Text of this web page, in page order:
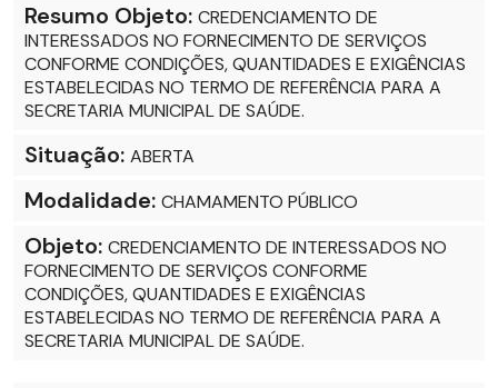
Resumo Objeto: CREDENCIAMENTO DE
INTERESSADOS NO FORNECIMENTO DE SERVIÇOS
CONFORME CONDIÇÕES, QUANTIDADES E EXIGÊNCIAS
ESTABELECIDAS NO TERMO DE REFERÊNCIA PARA A
SECRETARIA MUNICIPAL DE SAÚDE.
Situação: ABERTA
Modalidade: CHAMAMENTO PÚBLICO
Objeto: CREDENCIAMENTO DE INTERESSADOS NO
FORNECIMENTO DE SERVIÇOS CONFORME
CONDIÇÕES, QUANTIDADES E EXIGÊNCIAS
ESTABELECIDAS NO TERMO DE REFERÊNCIA PARA A
SECRETARIA MUNICIPAL DE SAÚDE.